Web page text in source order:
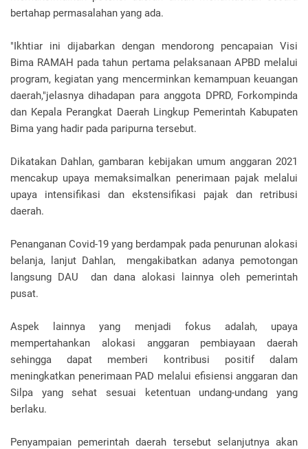
bertahap permasalahan yang ada.
"Ikhtiar ini dijabarkan dengan mendorong pencapaian Visi
Bima RAMAH pada tahun pertama pelaksanaan APBD melalui
program, kegiatan yang mencerminkan kemampuan keuangan
daerah,"jelasnya dihadapan para anggota DPRD, Forkompinda
dan Kepala Perangkat Daerah Lingkup Pemerintah Kabupaten
Bima yang hadir pada paripurna tersebut.
Dikatakan Dahlan, gambaran kebijakan umum anggaran 2021
mencakup upaya memaksimalkan penerimaan pajak melalui
upaya intensifikasi dan ekstensifikasi pajak dan retribusi
daerah.
Penanganan Covid-19 yang berdampak pada penurunan alokasi
belanja, lanjut Dahlan, mengakibatkan adanya pemotongan
langsung DAU dan dana alokasi lainnya oleh pemerintah
pusat.
Aspek lainnya yang menjadi fokus adalah, upaya
mempertahankan alokasi anggaran pembiayaan daerah
sehingga dapat memberi kontribusi positif dalam
meningkatkan penerimaan PAD melalui efisiensi anggaran dan
Silpa yang sehat sesuai ketentuan undang-undang yang
berlaku.
Penyampaian pemerintah daerah tersebut selanjutnya akan